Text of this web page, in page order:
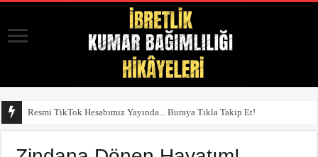
Resmi TikTok Hesabımız Yayında... Buraya Tıkla Takip Et!